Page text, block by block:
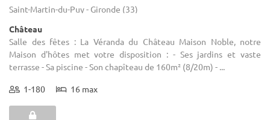
Saint-Martin-du-Puy - Gironde (33)
Château
Salle des fêtes : La Véranda du Château Maison Noble, notre
Maison d'hôtes met votre disposition : - Ses jardins et vaste
terrasse - Sa piscine - Son chapîteau de 160m² (8/20m) - ...
1-180 16 max